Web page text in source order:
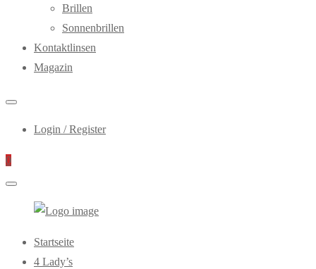
Brillen
Sonnenbrillen
Kontaktlinsen
Magazin
Login / Register
0
Primary
Menu
Startseite
4 Lady’s